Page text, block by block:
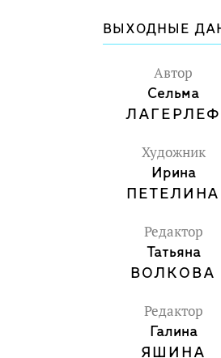
ВЫХОДНЫЕ
Автор
Сельма
ЛАГЕРЛЕФ
Художник
Ирина
ПЕТЕЛИНА
Редактор
Татьяна
ВОЛКОВА
Редактор
Галина
ЯШИНА